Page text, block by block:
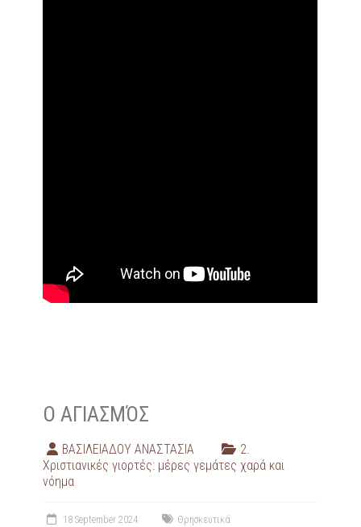
Ο ΑΓΙΑΣΜΌΣ
ΒΑΣΙΛΕΙΑΔΟΥ ΑΝΑΣΤΑΣΙΑ
2.
Χριστιανικές γιορτές: μέρες γεμάτες χαρά και
νόημα
18 September 2024 Θρησκευτικά